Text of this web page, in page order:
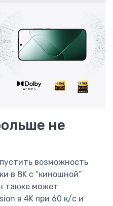
не
возможность
в 8K с “киношной”
также может
в 4K при 60 к/с и